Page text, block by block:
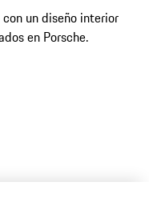
un diseño interior
en Porsche.